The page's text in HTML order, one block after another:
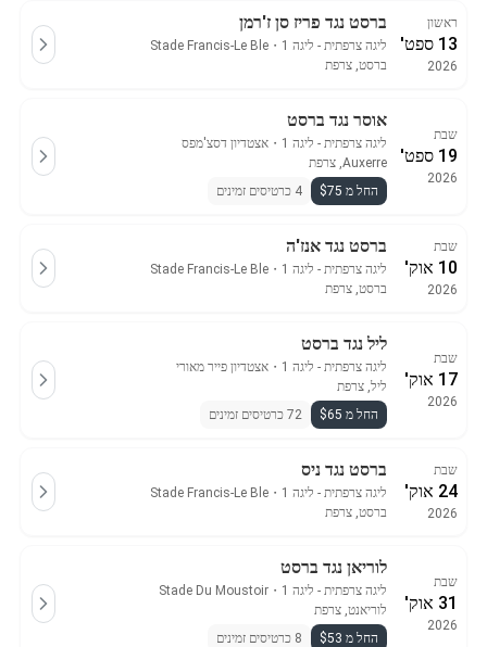
ראשון
13 ספט'
2026
ברסט נגד פריז סן ז'רמן
ליגה צרפתית - ליגה 1 ・
Stade Francis-Le Ble
ברסט, צרפת
שבת
19 ספט'
2026
אוסר נגד ברסט
ליגה צרפתית - ליגה 1 ・ אצטדיון דסצ'מפס
Auxerre, צרפת
החל מ $75
4 כרטיסים זמינים
שבת
10 אוק'
2026
ברסט נגד אנז'ה
ליגה צרפתית - ליגה 1 ・
Stade Francis-Le Ble
ברסט, צרפת
שבת
17 אוק'
2026
ליל נגד ברסט
ליגה צרפתית - ליגה 1 ・ אצטדיון פייר מאורי
ליל, צרפת
החל מ $65
72 כרטיסים זמינים
שבת
24 אוק'
2026
ברסט נגד ניס
ליגה צרפתית - ליגה 1 ・
Stade Francis-Le Ble
ברסט, צרפת
שבת
31 אוק'
2026
לוריאן נגד ברסט
ליגה צרפתית - ליגה 1 ・
Stade Du Moustoir
לוריאנט, צרפת
החל מ $53
8 כרטיסים זמינים